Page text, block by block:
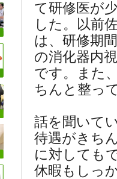
て研修医が
した。以前
は、研修期
の消化器内
です。また
ちんと整っ
話を聞いて
待遇がきち
に対しても
休暇もしっ